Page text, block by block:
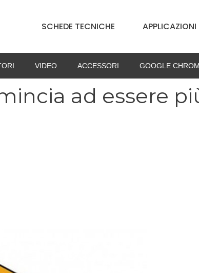
SCHEDE TECNICHE APPLICAZIONI
VIDEO ACCESSORI GOOGLE
ad essere